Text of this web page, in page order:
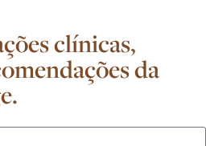
clínicas,
da